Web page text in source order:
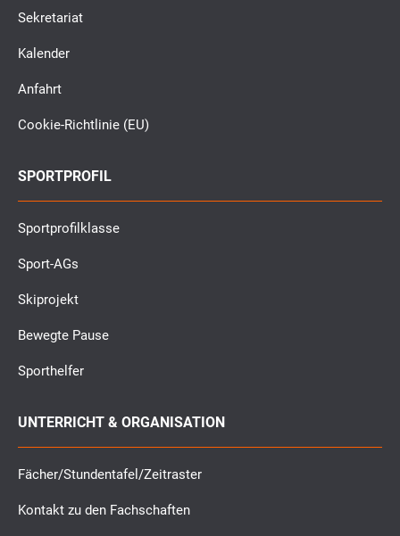
Sekretariat
Kalender
Anfahrt
Cookie-Richtlinie (EU)
SPORTPROFIL
Sportprofilklasse
Sport-AGs
Skiprojekt
Bewegte Pause
Sporthelfer
UNTERRICHT & ORGANISATION
Fächer/Stundentafel/Zeitraster
Kontakt zu den Fachschaften